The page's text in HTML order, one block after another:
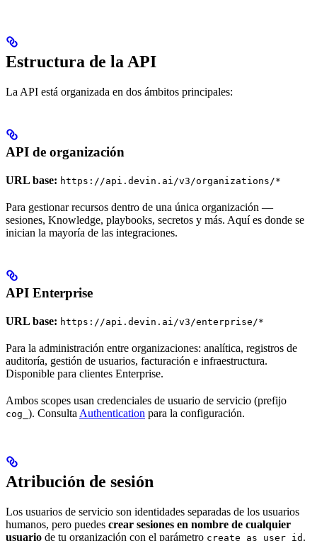
Estructura de la API
La API está organizada en dos ámbitos principales:
API de organización
URL base: https://api.devin.ai/v3/organizations/*
Para gestionar recursos dentro de una única organización —
sesiones, Knowledge, playbooks, secretos y más. Aquí es donde se
inician la mayoría de las integraciones.
API Enterprise
URL base: https://api.devin.ai/v3/enterprise/*
Para la administración entre organizaciones: analítica, registros de
auditoría, gestión de usuarios, facturación e infraestructura.
Disponible para clientes Enterprise.
Ambos scopes usan credenciales de usuario de servicio (prefijo
cog_ ). Consulta Authentication para la configuración.
Atribución de sesión
Los usuarios de servicio son identidades separadas de los usuarios
humanos, pero puedes crear sesiones en nombre de cualquier
usuario de tu organización con el parámetro create_as_user_id .